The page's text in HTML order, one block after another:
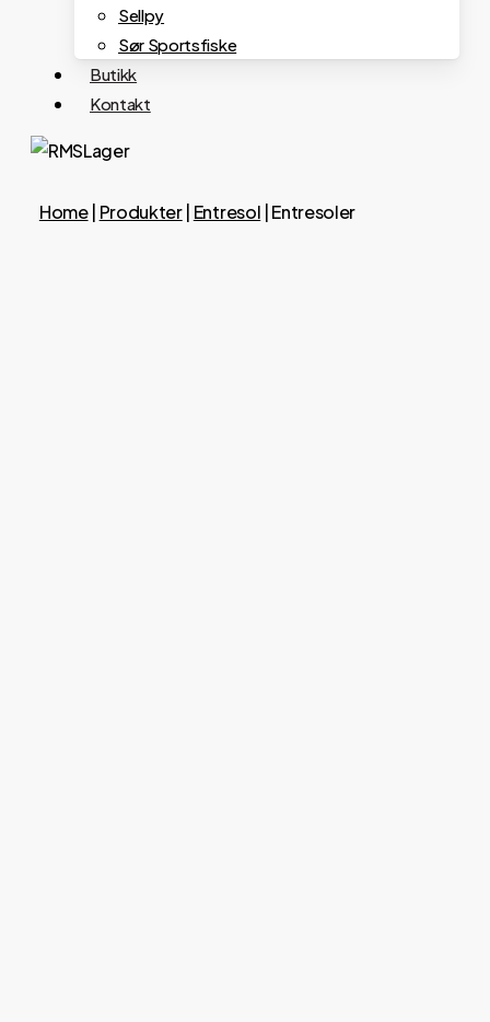
Sellpy
Sør Sportsfiske
Butikk
Kontakt
Home| Produkter| Entresol Entresoler